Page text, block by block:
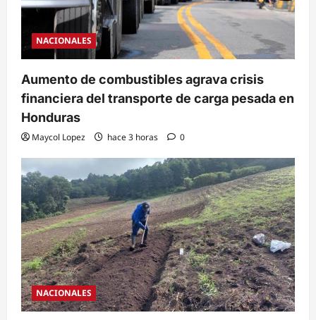
NACIONALES
Aumento de combustibles agrava crisis
financiera del transporte de carga pesada en
Honduras
Maycol Lopez hace 3 horas 0
NACIONALES